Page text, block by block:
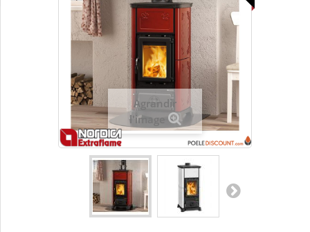
Agrandir
l'image